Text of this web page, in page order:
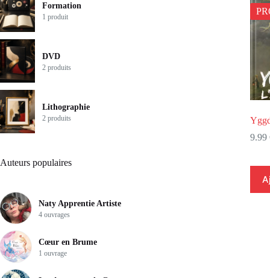
9.99
Formation
1 produit
DVD
2 produits
Lithographie
2 produits
Auteurs populaires
Naty Apprentie Artiste
4 ouvrages
Cœur en Brume
1 ouvrage